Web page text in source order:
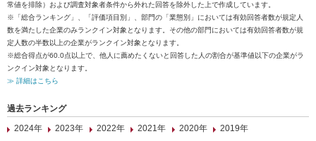
常値を排除）および調査対象者条件から外れた回答を除外した上で作成しています。
※「総合ランキング」、「評価項目別」、部門の「業態別」においては有効回答者数が規定人
数を満たした企業のみランクイン対象となります。その他の部門においては有効回答者数が規
定人数の半数以上の企業がランクイン対象となります。
※総合得点が60.0点以上で、他人に薦めたくないと回答した人の割合が基準値以下の企業がラ
ンクイン対象となります。
≫ 詳細はこちら
過去ランキング
2024年
2023年 2022年 2021年 2020年 2019年